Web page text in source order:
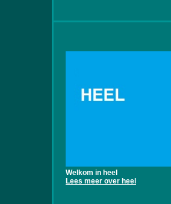
Welkom in heel
Lees meer over heel